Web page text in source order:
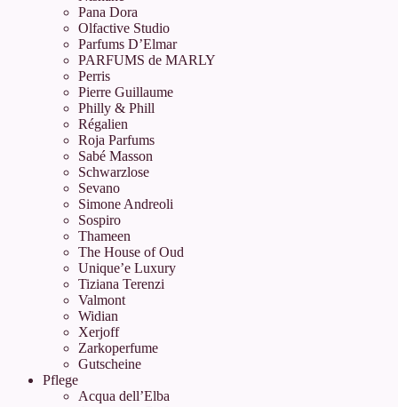
Pana Dora
Olfactive Studio
Parfums D’Elmar
PARFUMS de MARLY
Perris
Pierre Guillaume
Philly & Phill
Régalien
Roja Parfums
Sabé Masson
Schwarzlose
Sevano
Simone Andreoli
Sospiro
Thameen
The House of Oud
Unique’e Luxury
Tiziana Terenzi
Valmont
Widian
Xerjoff
Zarkoperfume
Gutscheine
Pflege
Acqua dell’Elba